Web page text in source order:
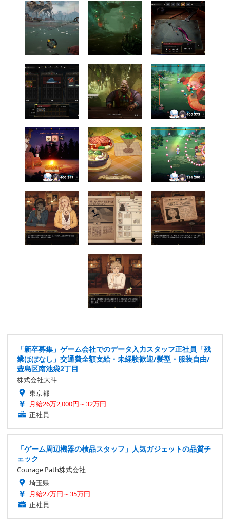
「新卒募集」ゲーム会社でのデータ入力スタッフ正社員「残
業ほぼなし」交通費全額支給・未経験歓迎/髪型・服装自由/
豊島区南池袋2丁目
株式会社大斗
東京都
月給26万2,000円～32万円
正社員
「ゲーム周辺機器の検品スタッフ」人気ガジェットの品質チ
ェック
Courage Path株式会社
埼玉県
月給27万円～35万円
正社員